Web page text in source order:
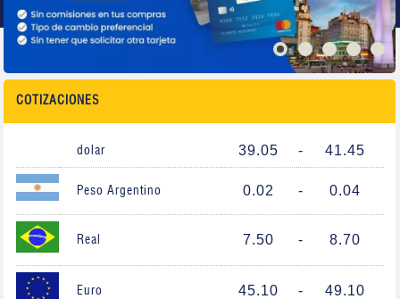
COTIZACIONES
dolar 39.05 - 41.45
Peso Argentino 0.02 - 0.04
Real 7.50 - 8.70
Euro 45.10 - 49.10